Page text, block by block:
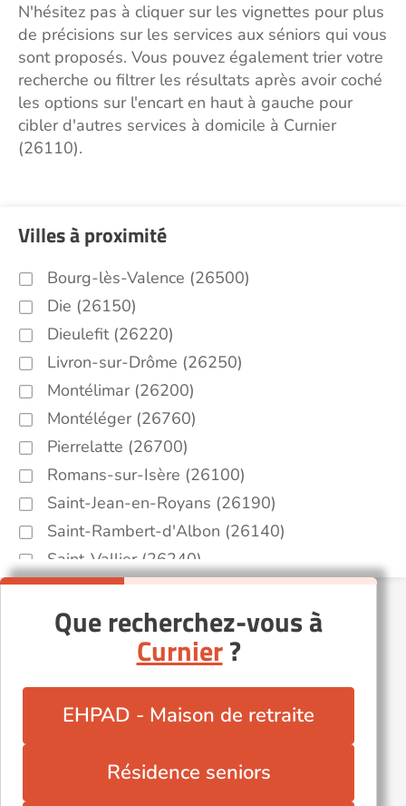
N'hésitez pas à cliquer sur les vignettes pour plus
de précisions sur les services aux séniors qui vous
sont proposés. Vous pouvez également trier votre
recherche ou filtrer les résultats après avoir coché
les options sur l'encart en haut à gauche pour
cibler d'autres services à domicile à Curnier
(26110).
Villes à proximité
Bourg-lès-Valence (26500)
Die (26150)
Dieulefit (26220)
Livron-sur-Drôme (26250)
Montélimar (26200)
Montéléger (26760)
Pierrelatte (26700)
Romans-sur-Isère (26100)
Saint-Jean-en-Royans (26190)
Saint-Rambert-d'Albon (26140)
Saint-Vallier (26240)
Tulette (26790)
Valence (26000)
Que recherchez-vous à
Curnier?
EHPAD - Maison de retraite
Résidence seniors